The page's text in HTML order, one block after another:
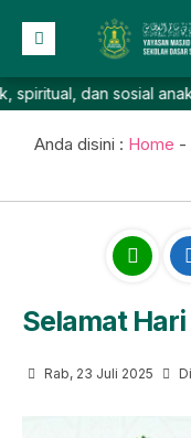
Beranda
Profil
Lainnya
dan sosial anak
Anda disini : Home -
Selamat
Rab, 23 Juli 2025